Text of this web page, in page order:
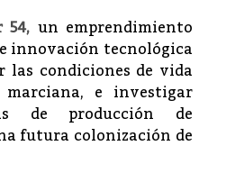
54, un emprendimiento
innovación tecnológica
las condiciones de vida
e investigar
de producción de
futura colonización de